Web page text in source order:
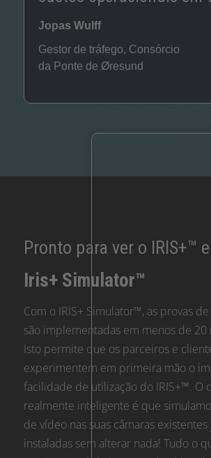
Jopas Wulff
Gestor de tráfego, Consórcio
da Ponte de Øresund
Pronto para ver o IRIS+™
Iris+ Simulator™
Com o IRIS+ Simulator™, as provas
são implementadas em menos de 20
Isto permite que os parceiros e
experimentem em primeira mão o
facilidade de utilização do IRIS+™. O
realmente inteligente é que
de vídeo nas suas câmaras existentes
instaladas sem alterar nada! Tudo o